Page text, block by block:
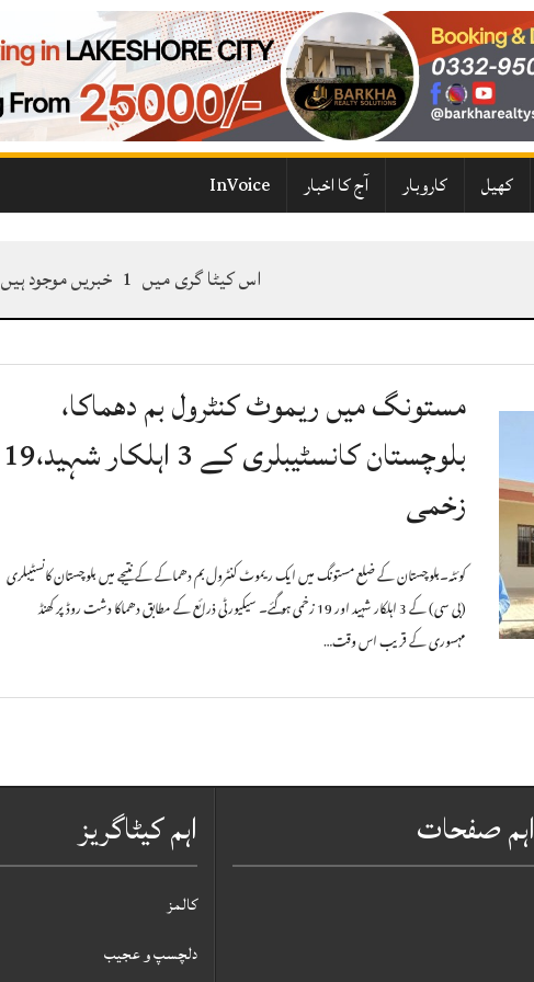
کھیل کاروبار آج کا اخبار
InVoice
اس کیٹا گری میں 1 خبریں موجود ہیں
مستونگ میں ریموٹ کنٹرول بم دھماکا،
بلوچستان کانسٹیبلری کے 3 اہلکار شہید،19
زخمی
کوئٹہ۔بلوچستان کے ضلع مستونگ میں ایک ریموٹ کنٹرول بم دھماکے کے نتیجے میں بلوچستان کانسٹیبلری
(بی سی) کے 3 اہلکار شہید اور 19 زخمی ہو گئے۔ سیکیورٹی ذرائع کے مطابق دھماکا دشت روڈ پر کھنڈ
مہسوری کے قریب اس وقت…
اہم کیٹاگریز
کالمز
دلچسپ و عجیب
اہم صفحات